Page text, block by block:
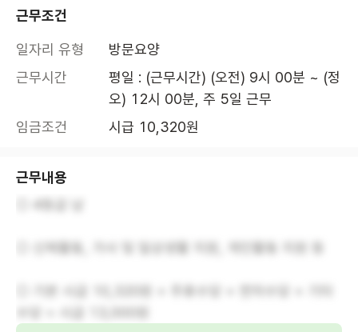
근무조건
일자리 유형
방문요양
근무시간
평일 : (근무시간) (오전) 9시 00분 ~ (정
오) 12시 00분, 주 5일 근무
임금조건
시급 10,320원
근무내용